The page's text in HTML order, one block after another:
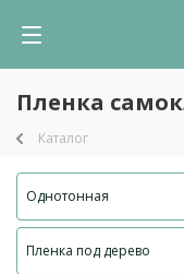
Пленка
Каталог
Однотонная
Пленка под дерево